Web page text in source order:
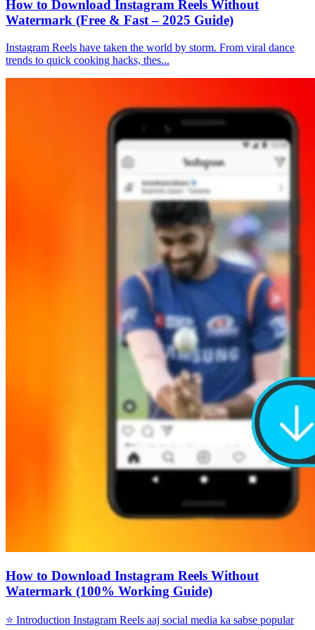
How to Download Instagram Reels Without
Watermark (Free & Fast – 2025 Guide)
Instagram Reels have taken the world by storm. From viral dance
trends to quick cooking hacks, thes...
How to Download Instagram Reels Without
Watermark (100% Working Guide)
⭐ Introduction Instagram Reels aaj social media ka sabse popular